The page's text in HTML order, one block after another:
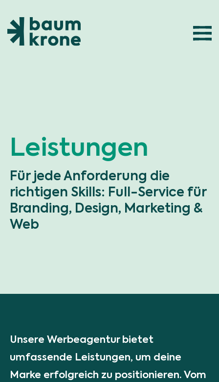
Zur Startseite von Baumkrone
Leistungen
Für jede Anforderung die
richtigen Skills: Full-Service für
Branding, Design, Marketing &
Web
Unsere Werbeagentur bietet
umfassende Leistungen, um deine
Marke erfolgreich zu positionieren. Vom